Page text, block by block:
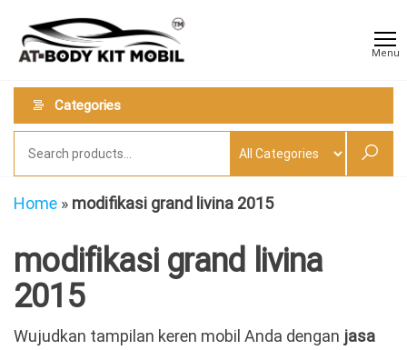
the
content
Kit
Mobil
Menu
Categories
Home » modifikasi grand livina 2015
modifikasi grand livina
2015
Wujudkan tampilan keren mobil Anda dengan jasa